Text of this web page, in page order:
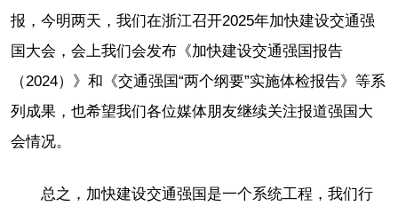
报，今明两天，我们在浙江召开2025年加快建设交通强
国大会，会上我们会发布《加快建设交通强国报告
（2024）》和《交通强国“两个纲要”实施体检报告》等系
列成果，也希望我们各位媒体朋友继续关注报道强国大
会情况。
总之，加快建设交通强国是一个系统工程，我们行